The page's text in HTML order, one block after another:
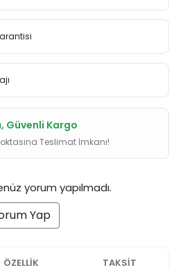
Güvenli Kargo
Teslimat İmkanı!
yorum yapılmadı.
Yap
ÖZELLİK TAKSİT